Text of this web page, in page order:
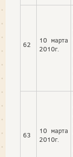
62
10 марта
2010г.
63
10 марта
2010г.